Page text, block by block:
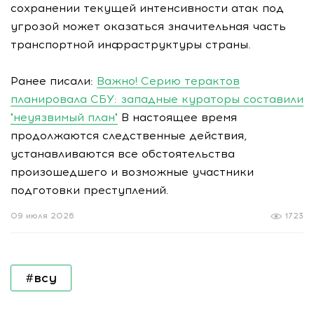
сохранении текущей интенсивности атак под
угрозой может оказаться значительная часть
транспортной инфраструктуры страны.
Ранее писали: Важно! Серию терактов
планировала СБУ: западные кураторы составили
"неуязвимый план" В настоящее время
продолжаются следственные действия,
устанавливаются все обстоятельства
произошедшего и возможные участники
подготовки преступлений.
1723
09 июля 2026
#всу